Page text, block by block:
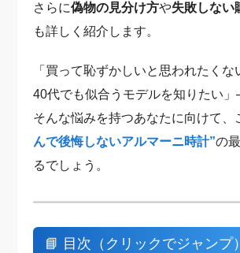
さらに偽物の見分け方や失敗しない
も詳しく紹介します。
「買って恥ずかしいと思われたくな
40代でも似合うモデルを知りたい
そんな悩みを持つあなたに向けて、
んで後悔しないアルマーニ時計”の
るでしょう。
📘 目次（クリックでジャンプ）